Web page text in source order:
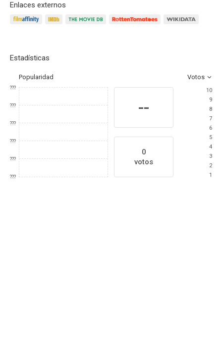
Enlaces externos
Estadísticas
Popularidad Votos
???
???
???
???
???
???
--
0
votos
10
9
8
7
6
5
4
3
2
1